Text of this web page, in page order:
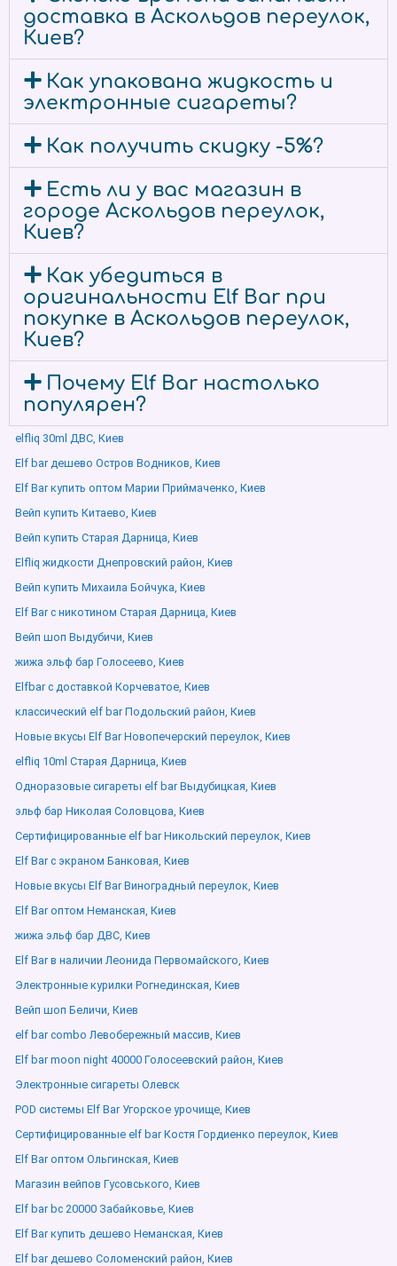
доставка в Аскольдов переулок,
Киев?
Как упакована жидкость и
электронные сигареты?
Как получить скидку -5%?
Есть ли у вас магазин в
городе Аскольдов переулок,
Киев?
Как убедиться в
оригинальности Elf Bar при
покупке в Аскольдов переулок,
Киев?
Почему Elf Bar настолько
популярен?
elfliq 30ml ДВС, Киев
Elf bar дешево Остров Водников, Киев
Elf Bar купить оптом Марии Приймаченко, Киев
Вейп купить Китаево, Киев
Вейп купить Старая Дарница, Киев
Elfliq жидкости Днепровский район, Киев
Вейп купить Михаила Бойчука, Киев
Elf Bar с никотином Старая Дарница, Киев
Вейп шоп Выдубичи, Киев
жижа эльф бар Голосеево, Киев
Elfbar с доставкой Корчеватое, Киев
классический elf bar Подольский район, Киев
Новые вкусы Elf Bar Новопечерский переулок, Киев
elfliq 10ml Старая Дарница, Киев
Одноразовые сигареты elf bar Выдубицкая, Киев
эльф бар Николая Соловцова, Киев
Сертифицированные elf bar Никольский переулок, Киев
Elf Bar с экраном Банковая, Киев
Новые вкусы Elf Bar Виноградный переулок, Киев
Elf Bar оптом Неманская, Киев
жижа эльф бар ДВС, Киев
Elf Bar в наличии Леонида Первомайского, Киев
Электронные курилки Рогнединская, Киев
Вейп шоп Беличи, Киев
elf bar combo Левобережный массив, Киев
Elf bar moon night 40000 Голосеевский район, Киев
Электронные сигареты Олевск
POD системы Elf Bar Угорское урочище, Киев
Сертифицированные elf bar Костя Гордиенко переулок, Киев
Elf Bar оптом Ольгинская, Киев
Магазин вейпов Гусовського, Киев
Elf bar bc 20000 Забайковье, Киев
Elf Bar купить дешево Неманская, Киев
Elf bar дешево Соломенский район, Киев